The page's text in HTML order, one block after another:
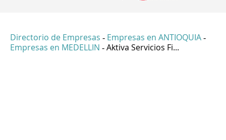
Directorio de Empresas - Empresas en ANTIOQUIA -
Empresas en MEDELLIN - Aktiva Servicios Fi...